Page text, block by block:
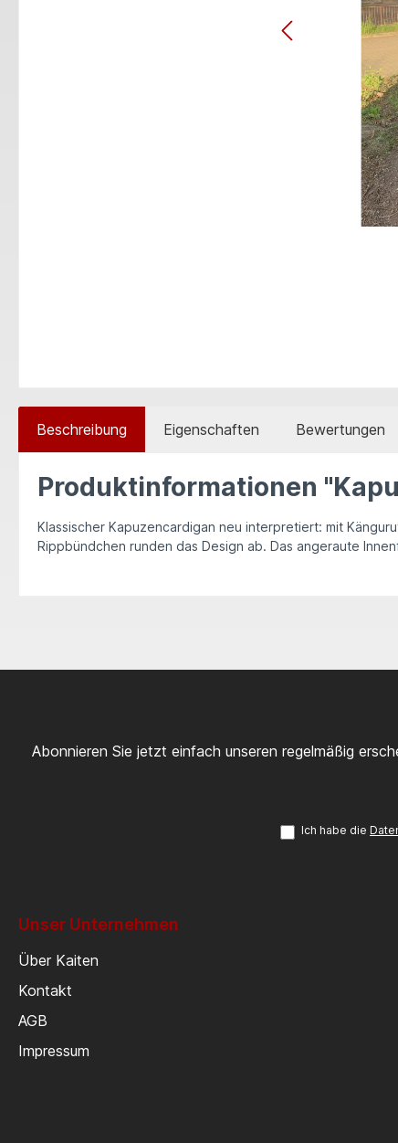
Beschreibung Eigenschaften Bewertungen
Produktinformationen
Klassischer Kapuzencardigan neu interpretiert: mit
Rippbündchen runden das Design ab. Das angeraute
Abonnieren Sie jetzt einfach unseren regelmäßig
Ich habe die
Unser Unternehmen
Über Kaiten
Kontakt
AGB
Impressum